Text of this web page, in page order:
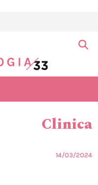
Clinica
14/03/2024